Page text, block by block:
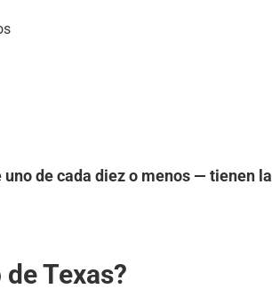
de cada diez o menos — tienen la
Texas?